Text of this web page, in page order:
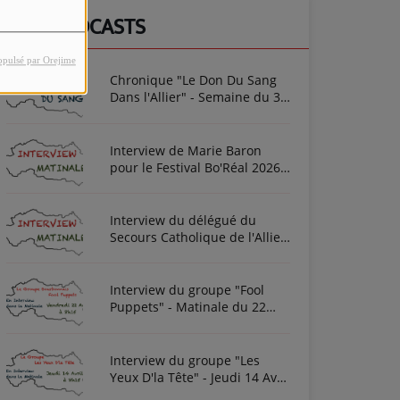
par Orejime
NOS PODCASTS
Chronique "Le Don Du Sang
Dans l'Allier" - Semaine du 3
Interview de Marie Baron
pour le Festival Bo'Réal 2026
Interview du délégué du
Secours Catholique de l'Allier
Interview du groupe "Fool
Puppets" - Matinale du 22
Interview du groupe "Les
Yeux D'la Tête" - Jeudi 14 Avril